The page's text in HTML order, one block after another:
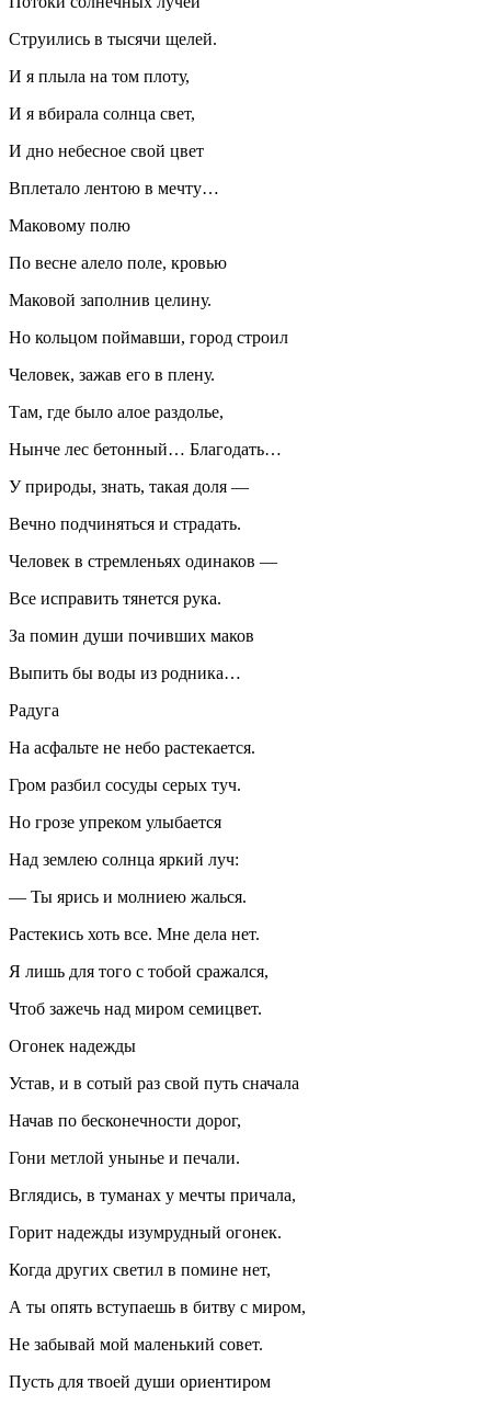
Струились в тысячи щелей.
И я плыла на том плоту,
И я вбирала солнца свет,
И дно небесное свой цвет
Вплетало лентою в мечту…
Маковому полю
По весне алело поле, кровью
Маковой заполнив целину.
Но кольцом поймавши, город строил
Человек, зажав его в плену.
Там, где было алое раздолье,
Нынче лес бетонный… Благодать…
У природы, знать, такая доля —
Вечно подчиняться и страдать.
Человек в стремленьях одинаков —
Все исправить тянется рука.
За помин души почивших маков
Выпить бы воды из родника…
Радуга
На асфальте не небо растекается.
Гром разбил сосуды серых туч.
Но грозе упреком улыбается
Над землею солнца яркий луч:
— Ты ярись и молниею жалься.
Растекись хоть все. Мне дела нет.
Я лишь для того с тобой сражался,
Чтоб зажечь над миром семицвет.
Огонек надежды
Устав, и в сотый раз свой путь сначала
Начав по бесконечности дорог,
Гони метлой унынье и печали.
Вглядись, в туманах у мечты причала,
Горит надежды изумрудный огонек.
Когда других светил в помине нет,
А ты опять вступаешь в битву с миром,
Не забывай мой маленький совет.
Пусть для твоей души ориентиром